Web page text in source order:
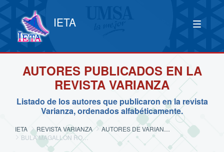
IETA
AUTORES PUBLICADOS EN LA
REVISTA VARIANZA
Listado de los autores que publicaron en la revista
Varianza, ordenados alfabéticamente.
IETA REVISTA VARIANZA
AUTORES DE VARIANZA
BULA MAGALLON ROBERTO M.